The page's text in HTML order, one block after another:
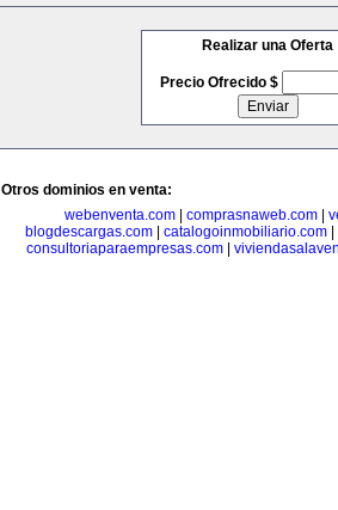
Realizar una Oferta
Precio Ofrecido $
Otros dominios en venta:
webenventa.com
comprasnaweb.com
blogdescargas.com| catalogoinmobiliario.com|
consultoriaparaempresas.com|